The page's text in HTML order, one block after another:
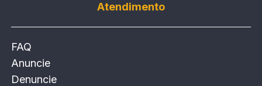
Atendimento
FAQ
Anuncie
Denuncie